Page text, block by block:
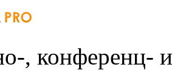
, конференц-